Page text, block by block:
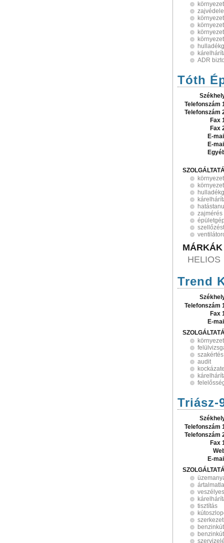
ADR
Tóth
Telefonszám
Telefonszám
Fax
Fax
E-
E-
zajmérés
MÁRKÁK
HELIOS
Trend
Telefonszám
Fax
E-
szakértés
audit
Triász-
Telefonszám
Telefonszám
Fax
E-
tisztítás